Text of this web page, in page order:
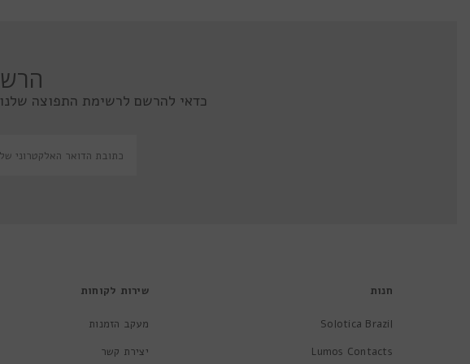
כדאי להרשם לרשימת התפוצה
חנות
Solotica Brazil
Lumos Contacts
שירות לקוחות
מעקב הזמנות
יצירת קשר